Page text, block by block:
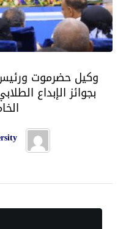
وكيل حضرموت ورئيس
بجوائز الإبداع